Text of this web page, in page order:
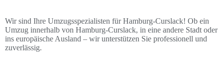
Wir sind Ihre Umzugsspezialisten für Hamburg-Curslack! Ob ein
Umzug innerhalb von Hamburg-Curslack, in eine andere Stadt oder
ins europäische Ausland – wir unterstützen Sie professionell und
zuverlässig.